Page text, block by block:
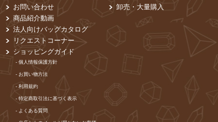
お問い合わせ
商品紹介動画
法人向けバッグカタログ
リクエストコーナー
卸売・⼤量購⼊
ショッピングガイド
- 個⼈情報保護⽅針
- お買い物⽅法
- 利⽤規約
- 特定商取引法に基づく表⽰
- よくある質問